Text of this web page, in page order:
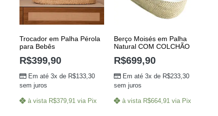
Trocador em Palha Pérola
para Bebês
R$399,90
Em até 3x de R$133,30
sem juros
à vista R$379,91 via Pix
Berço Moisés em Palha
Natural COM COLCHÃO
R$699,90
Em até 3x de R$233,30
sem juros
à vista R$664,91 via Pix